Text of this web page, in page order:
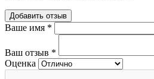
Добавить отзыв
Ваше имя *
Ваш отзыв *
Оценка